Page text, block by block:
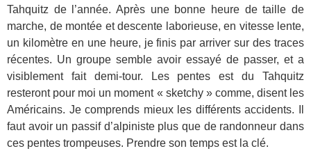
Tahquitz de l’année. Après une bonne heure de taille de
marche, de montée et descente laborieuse, en vitesse lente,
un kilomètre en une heure, je finis par arriver sur des traces
récentes. Un groupe semble avoir essayé de passer, et a
visiblement fait demi-tour. Les pentes est du Tahquitz
resteront pour moi un moment « sketchy » comme, disent les
Américains. Je comprends mieux les différents accidents. Il
faut avoir un passif d’alpiniste plus que de randonneur dans
ces pentes trompeuses. Prendre son temps est la clé.